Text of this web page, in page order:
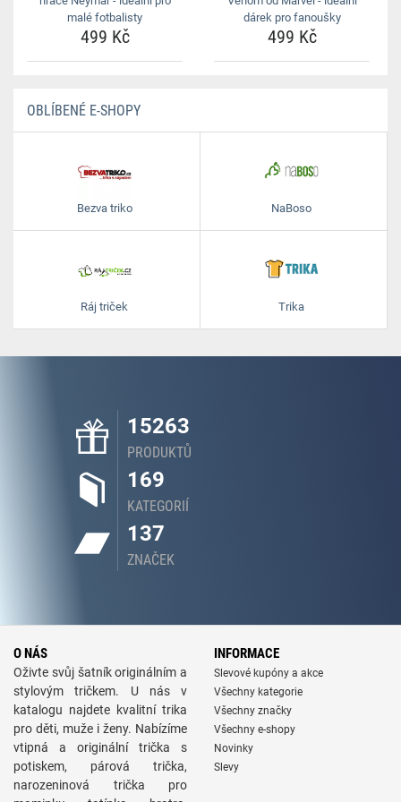
malé fotbalisty
499 Kč
dárek pro fanoušky
499 Kč
OBLÍBENÉ E-SHOPY
Bezva triko NaBoso
Ráj triček Trika
15263
PRODUKTŮ
169
KATEGORIÍ
137
ZNAČEK
O NÁS
Oživte svůj šatník originálním a
stylovým tričkem. U nás v
katalogu najdete kvalitní trika
pro děti, muže i ženy. Nabízíme
vtipná a originální trička s
potiskem, párová trička,
narozeninová trička pro
INFORMACE
Slevové kupóny a akce
Všechny kategorie
Všechny značky
Všechny e-shopy
Novinky
Slevy